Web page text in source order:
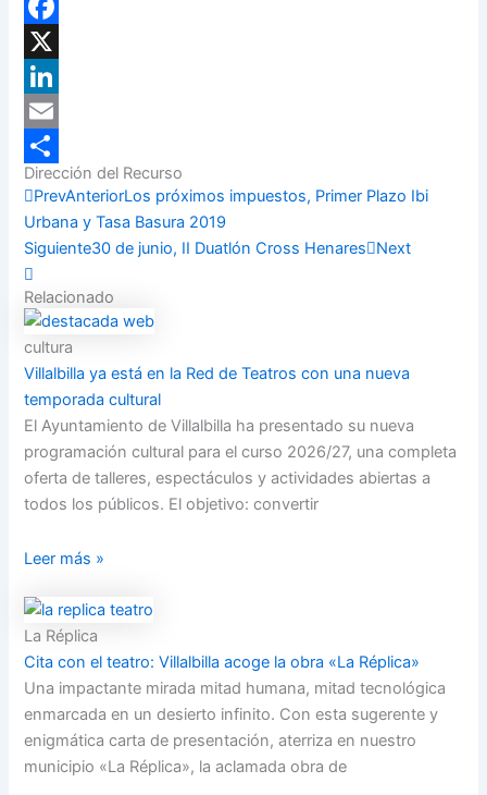
WhatsApp
Facebook
X
LinkedIn
Email
Compartir
Dirección del Recurso
PrevAnteriorLos próximos impuestos, Primer Plazo Ibi
Urbana y Tasa Basura 2019
Siguiente30 de junio, II Duatlón Cross Henares Next
Relacionado
cultura
Villalbilla ya está en la Red de Teatros con una nueva
temporada cultural
El Ayuntamiento de Villalbilla ha presentado su nueva
programación cultural para el curso 2026/27, una completa
oferta de talleres, espectáculos y actividades abiertas a
todos los públicos. El objetivo: convertir
Leer más »
La Réplica
Cita con el teatro: Villalbilla acoge la obra «La Réplica»
Una impactante mirada mitad humana, mitad tecnológica
enmarcada en un desierto infinito. Con esta sugerente y
enigmática carta de presentación, aterriza en nuestro
municipio «La Réplica», la aclamada obra de